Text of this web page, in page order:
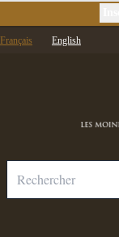
Français English